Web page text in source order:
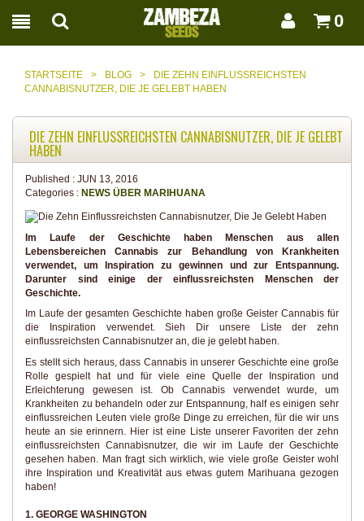
0
STARTSEITE > BLOG >
DIE ZEHN EINFLUSSREICHSTEN
CANNABISNUTZER, DIE JE GELEBT HABEN
DIE ZEHN EINFLUSSREICHSTEN CANNABISNUTZER, DIE JE GELEBT
HABEN
Published : JUN 13, 2016
Categories : NEWS ÜBER MARIHUANA
Im Laufe der Geschichte haben Menschen aus allen
Lebensbereichen Cannabis zur Behandlung von Krankheiten
verwendet, um Inspiration zu gewinnen und zur Entspannung.
Darunter sind einige der einflussreichsten Menschen der
Geschichte.
Im Laufe der gesamten Geschichte haben große Geister Cannabis für
die Inspiration verwendet. Sieh Dir unsere Liste der zehn
einflussreichsten Cannabisnutzer an, die je gelebt haben.
Es stellt sich heraus, dass Cannabis in unserer Geschichte eine große
Rolle gespielt hat und für viele eine Quelle der Inspiration und
Erleichterung gewesen ist. Ob Cannabis verwendet wurde, um
Krankheiten zu behandeln oder zur Entspannung, half es einigen sehr
einflussreichen Leuten viele große Dinge zu erreichen, für die wir uns
heute an sie erinnern. Hier ist eine Liste unserer Favoriten der zehn
einflussreichsten Cannabisnutzer, die wir im Laufe der Geschichte
gesehen haben. Man fragt sich wirklich, wie viele große Geister wohl
ihre Inspiration und Kreativität aus etwas gutem Marihuana gezogen
haben!
1. GEORGE WASHINGTON